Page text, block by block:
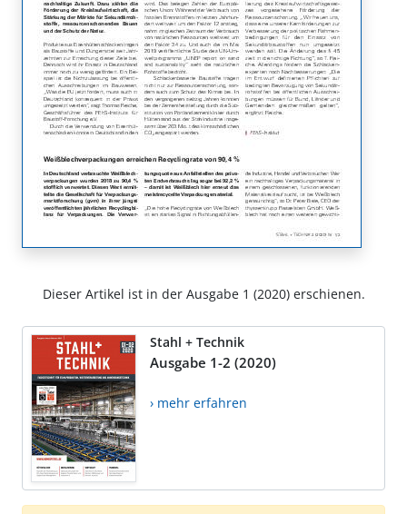
Dieser Artikel ist in der Ausgabe 1 (2020) erschienen.
Stahl + Technik
Ausgabe 1-2 (2020)
› mehr erfahren